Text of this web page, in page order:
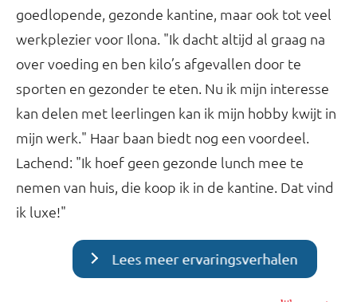
goedlopende, gezonde kantine, maar ook tot veel
werkplezier voor Ilona. "Ik dacht altijd al graag na
over voeding en ben kilo’s afgevallen door te
sporten en gezonder te eten. Nu ik mijn interesse
kan delen met leerlingen kan ik mijn hobby kwijt in
mijn werk." Haar baan biedt nog een voordeel.
Lachend: "Ik hoef geen gezonde lunch mee te
nemen van huis, die koop ik in de kantine. Dat vind
ik luxe!"
Lees meer ervaringsverhalen